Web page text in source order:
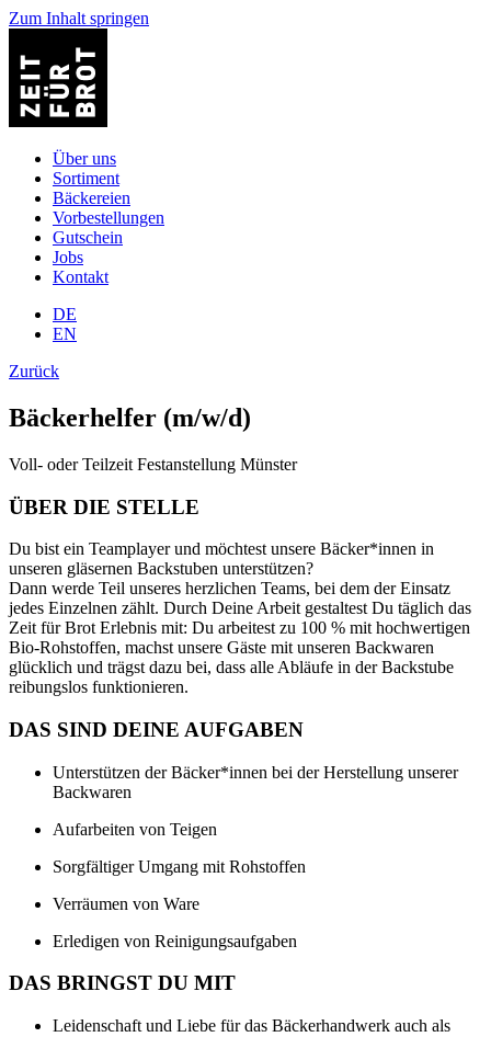
Zum Inhalt springen
Über uns
Sortiment
Bäckereien
Vorbestellungen
Gutschein
Jobs
Kontakt
DE
EN
Zurück
Bäckerhelfer (m/w/d)
Voll- oder Teilzeit Festanstellung Münster
ÜBER DIE STELLE
Du bist ein Teamplayer und möchtest unsere Bäcker*innen in
unseren gläsernen Backstuben unterstützen?
Dann werde Teil unseres herzlichen Teams, bei dem der Einsatz
jedes Einzelnen zählt. Durch Deine Arbeit gestaltest Du täglich das
Zeit für Brot Erlebnis mit: Du arbeitest zu 100 % mit hochwertigen
Bio-Rohstoffen, machst unsere Gäste mit unseren Backwaren
glücklich und trägst dazu bei, dass alle Abläufe in der Backstube
reibungslos funktionieren.
DAS SIND DEINE AUFGABEN
Unterstützen der Bäcker*innen bei der Herstellung unserer
Backwaren
Aufarbeiten von Teigen
Sorgfältiger Umgang mit Rohstoffen
Verräumen von Ware
Erledigen von Reinigungsaufgaben
DAS BRINGST DU MIT
Leidenschaft und Liebe für das Bäckerhandwerk auch als